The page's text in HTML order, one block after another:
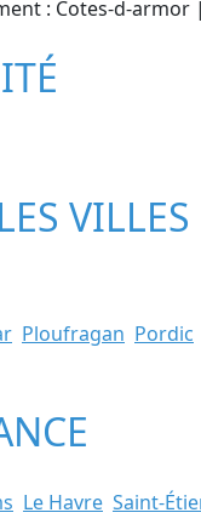
: Cotes-d-armor
Ploufragan Pordic
Le Havre Saint-